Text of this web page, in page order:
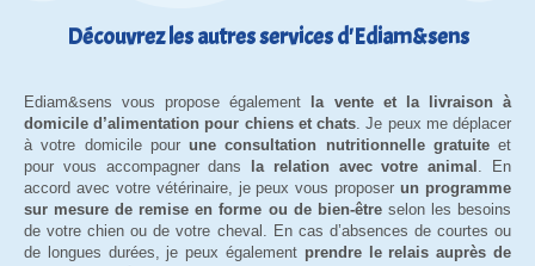
Découvrez les autres services d'Ediam&sens
Ediam&sens vous propose également
la vente et la livraison à
domicile d’alimentation pour chiens et chats . Je peux me déplacer
à votre domicile pour une consultation nutritionnelle gratuiteet
pour vous accompagner dans
la relation avec votre animal
. En
accord avec votre vétérinaire, je peux vous proposerun programme
sur mesure de remise en forme ou de bien-êtreselon les besoins
de votre chien ou de votre cheval. En cas d’absences de courtes ou
de longues durées, je peux également prendre le relais auprès de